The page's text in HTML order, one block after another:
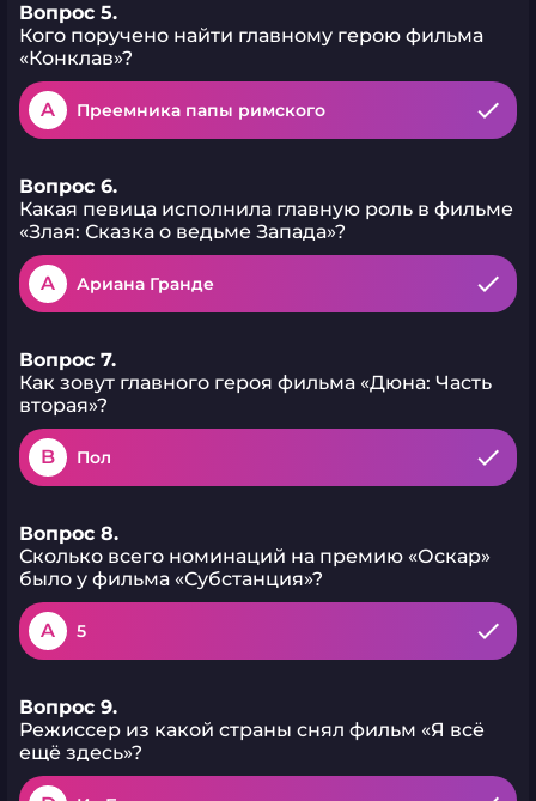
Вопрос 5.
Кого поручено найти главному герою фильма
«Конклав»?
A Преемника папы римского
Вопрос 6.
Какая певица исполнила главную роль в фильме
«Злая: Сказка о ведьме Запада»?
A Ариана Гранде
Вопрос 7.
Как зовут главного героя фильма «Дюна: Часть
вторая»?
B Пол
Вопрос 8.
Сколько всего номинаций на премию «Оскар»
было у фильма «Субстанция»?
A 5
Вопрос 9.
Режиссер из какой страны снял фильм «Я всё
ещё здесь»?